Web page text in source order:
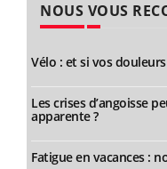
NOUS VOUS
Vélo : et si vos
Les crises d’angoisse
apparente ?
Fatigue en vacances :